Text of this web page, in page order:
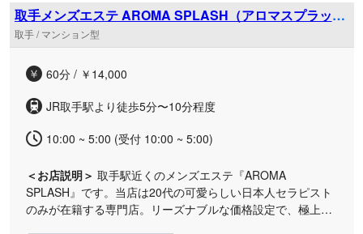
ます。事前の丁寧なカウンセリングを通じてご要望をしっか
りと汲み取り、お一人おひとりの状態に合わせた最適なトリ
ートメントをご提案いたします。 高級店に引けを取らないハ
リーズナブルな価格設定を実現いたしました。特におすすめ
による究極の癒しを余すところなくご体感いただけます。 日
常の喧騒から切り離された、広々と寛げる非日常のプライベ
ート空間をご用意しております。心からリラックスできる優
を心ゆくまでお楽しみください。
取手メンズエステ AROMA SPLASH（アロマスプラッシ
ュ）
取手 / マンション型
60分 / ￥14,000
JR取手駅より徒歩5分〜10分程度
10:00 ~ 5:00 (受付 10:00 ~ 5:00)
＜お店説明＞ 取手駅近くのメンズエステ『AROMA
SPLASH』です。当店は20代の可愛らしい日本人セラピスト
のみが在籍する専門店。リーズナブルな価格設定で、極上の